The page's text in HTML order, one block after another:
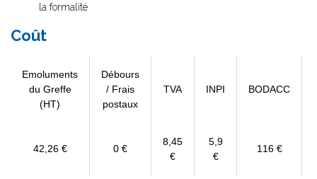
la formalité
Coût
Emoluments
du Greffe
(HT)
Débours
/ Frais
postaux
TVA INPI BODACC
42,26 € 0 €
8,45
€
5,9
€
116 €